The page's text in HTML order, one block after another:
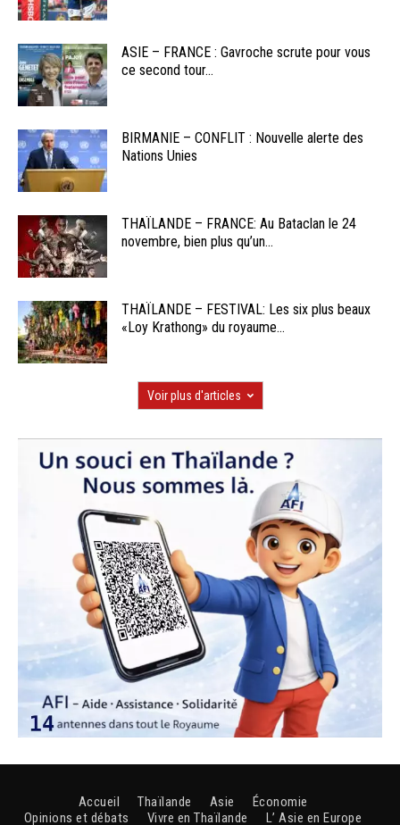
ASIE – FRANCE : Gavroche scrute pour vous
ce second tour...
BIRMANIE – CONFLIT : Nouvelle alerte des
Nations Unies
THAÏLANDE – FRANCE: Au Bataclan le 24
novembre, bien plus qu’un...
THAÏLANDE – FESTIVAL: Les six plus beaux
«Loy Krathong» du royaume...
Voir plus d'articles
Accueil Thaïlande Asie
Économie
Opinions et débats
Vivre en Thaïlande L’ Asie en Europe